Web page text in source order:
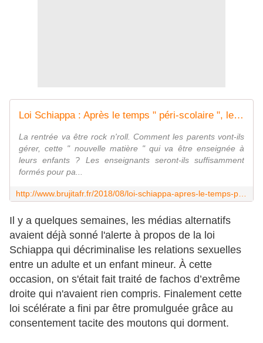
Loi Schiappa : Après le temps " péri-scolaire ", le temps " sexi-scolaire " ! ... - MOINS de BIENS PLUS de LIENS
La rentrée va être rock n'roll. Comment les parents vont-ils
gérer, cette " nouvelle matière " qui va être enseignée à
leurs enfants ? Les enseignants seront-ils suffisamment
formés pour pa...
Il y a quelques semaines, les médias alternatifs
avaient déjà sonné l'alerte à propos de la loi
Schiappa qui décriminalise les relations sexuelles
entre un adulte et un enfant mineur. À cette
occasion, on s'était fait traité de fachos d’extrême
droite qui n'avaient rien compris. Finalement cette
loi scélérate a fini par être promulguée grâce au
consentement tacite des moutons qui dorment.